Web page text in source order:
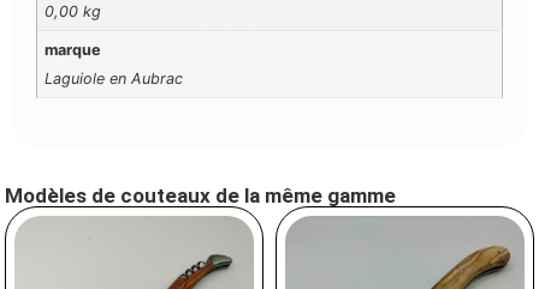
0,00 kg
marque
Laguiole en Aubrac
Modèles de couteaux de la même gamme